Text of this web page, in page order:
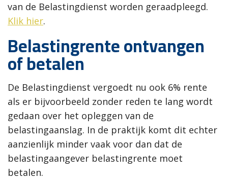
van de Belastingdienst worden geraadpleegd.
Klik hier.
Belastingrente ontvangen
of betalen
De Belastingdienst vergoedt nu ook 6% rente
als er bijvoorbeeld zonder reden te lang wordt
gedaan over het opleggen van de
belastingaanslag. In de praktijk komt dit echter
aanzienlijk minder vaak voor dan dat de
belastingaangever belastingrente moet
betalen.